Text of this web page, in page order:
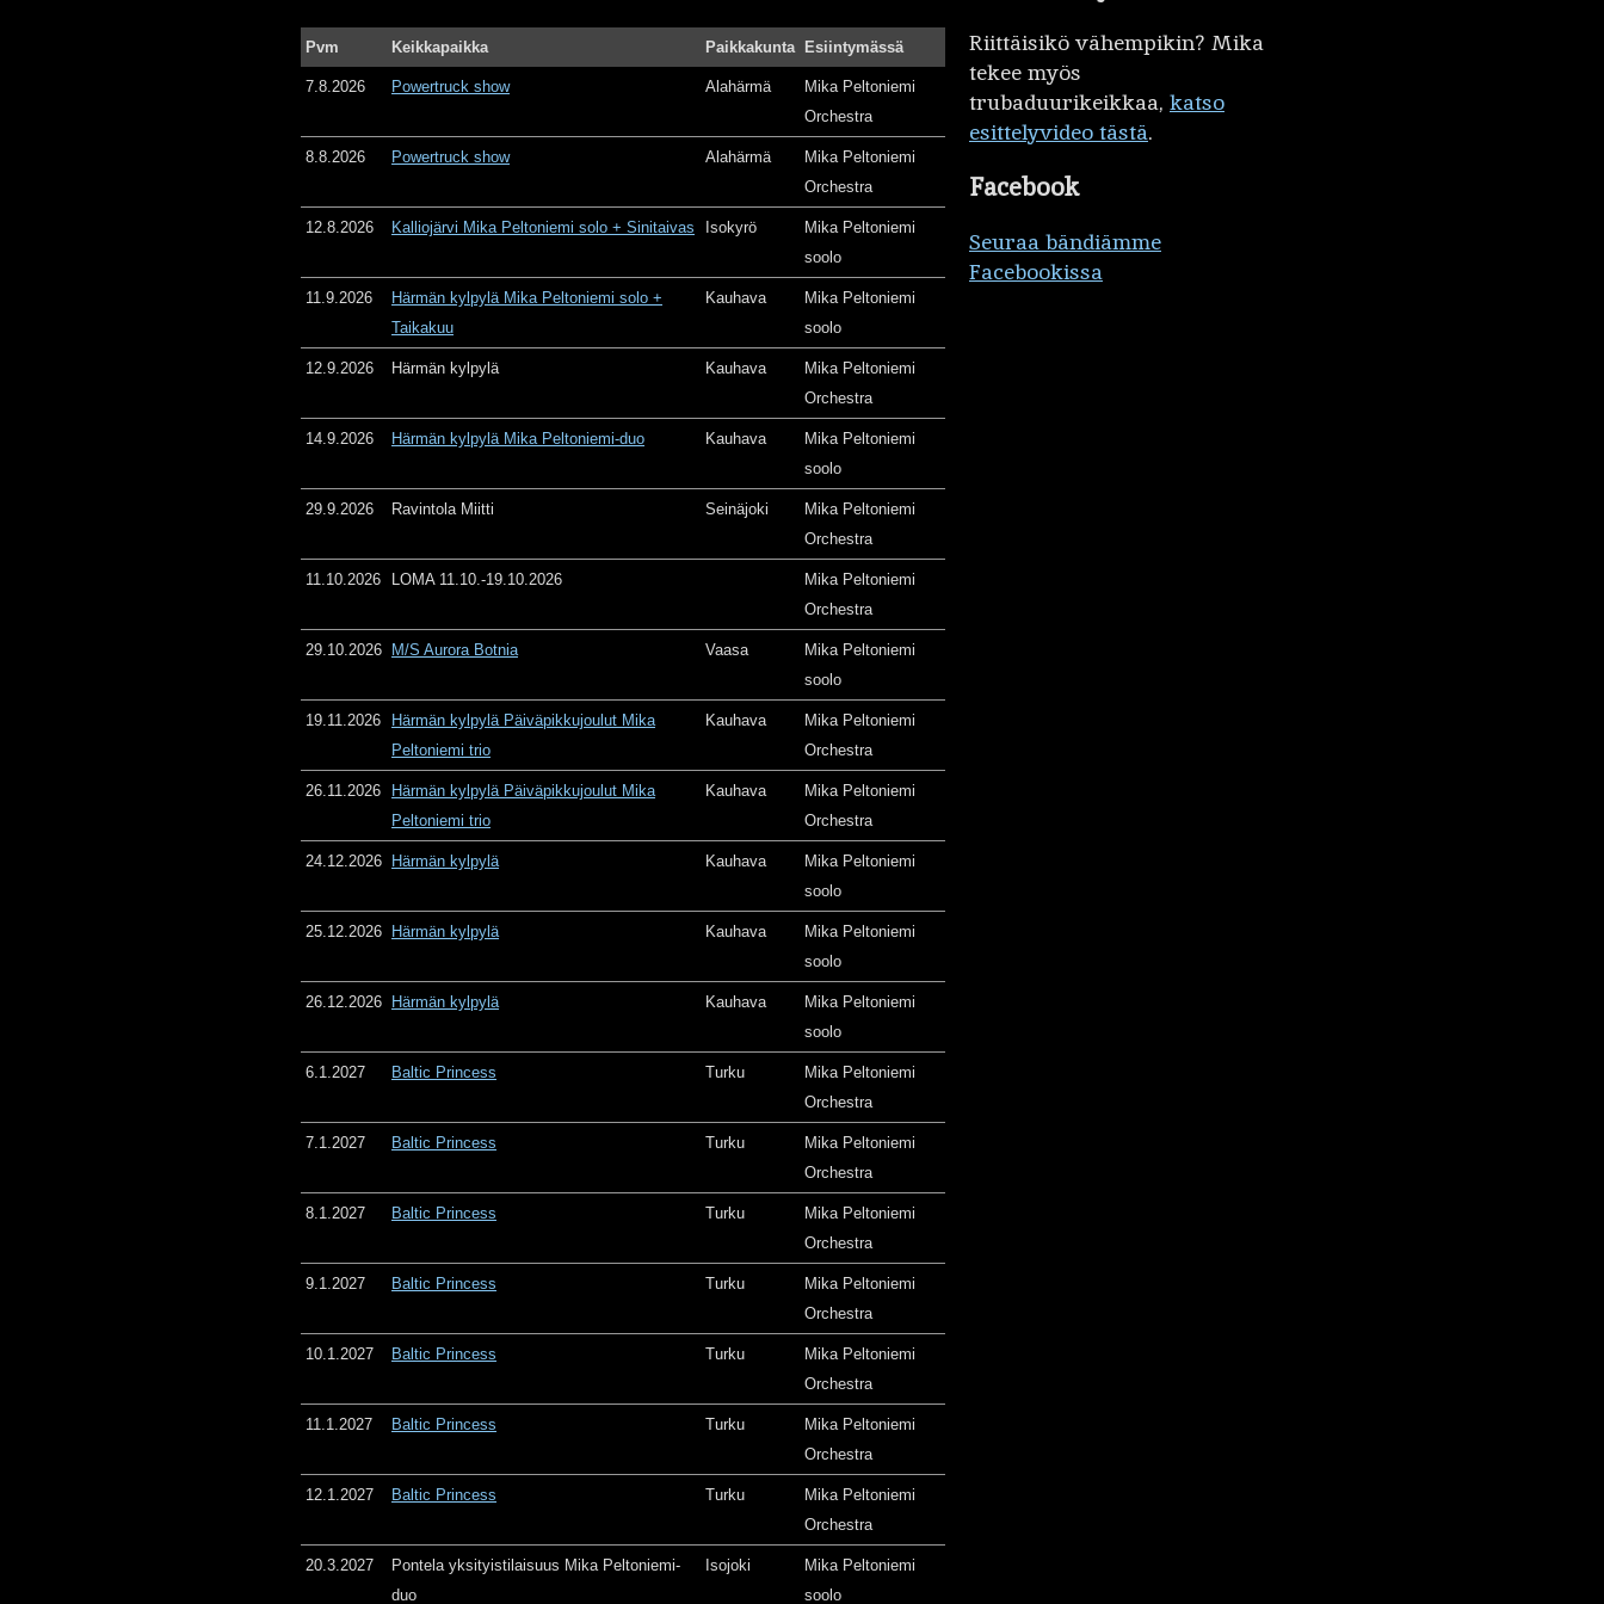
Pvm Keikkapaikka Paikkakunta Esiintymässä
7.8.2026 Powertruck show Alahärmä
Mika Peltoniemi
Orchestra
8.8.2026 Powertruck show Alahärmä
Mika Peltoniemi
Orchestra
12.8.2026 Kalliojärvi Mika Peltoniemi solo + Sinitaivas Isokyrö
Mika Peltoniemi
soolo
11.9.2026
Härmän kylpylä Mika Peltoniemi solo +
Taikakuu
Kauhava
Mika Peltoniemi
soolo
12.9.2026 Härmän kylpylä Kauhava
Mika Peltoniemi
Orchestra
14.9.2026 Härmän kylpylä Mika Peltoniemi-duo Kauhava
Mika Peltoniemi
soolo
29.9.2026 Ravintola Miitti Seinäjoki
Mika Peltoniemi
Orchestra
11.10.2026 LOMA 11.10.-19.10.2026
Mika Peltoniemi
Orchestra
29.10.2026 M/S Aurora Botnia Vaasa
Mika Peltoniemi
soolo
19.11.2026
Härmän kylpylä Päiväpikkujoulut Mika
Peltoniemi trio
Kauhava
Mika Peltoniemi
Orchestra
26.11.2026
Härmän kylpylä Päiväpikkujoulut Mika
Peltoniemi trio
Kauhava
Mika Peltoniemi
Orchestra
24.12.2026 Härmän kylpylä Kauhava
Mika Peltoniemi
soolo
25.12.2026 Härmän kylpylä Kauhava
Mika Peltoniemi
soolo
26.12.2026 Härmän kylpylä Kauhava
Mika Peltoniemi
soolo
6.1.2027 Baltic Princess Turku
Mika Peltoniemi
Orchestra
7.1.2027 Baltic Princess Turku
Mika Peltoniemi
Orchestra
8.1.2027 Baltic Princess Turku
Mika Peltoniemi
Orchestra
9.1.2027 Baltic Princess Turku
Mika Peltoniemi
Orchestra
10.1.2027 Baltic Princess Turku
Mika Peltoniemi
Orchestra
11.1.2027 Baltic Princess Turku
Mika Peltoniemi
Orchestra
12.1.2027 Baltic Princess Turku
Mika Peltoniemi
Orchestra
20.3.2027
Pontela yksityistilaisuus Mika Peltoniemi-
duo
Isojoki
Mika Peltoniemi
soolo
Riittäisikö vähempikin? Mika
tekee myös
trubaduurikeikkaa, katso
esittelyvideo tästä.
Facebook
Seuraa bändiämme
Facebookissa